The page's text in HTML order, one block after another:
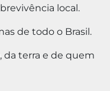
local.
de todo o Brasil.
da terra e de quem